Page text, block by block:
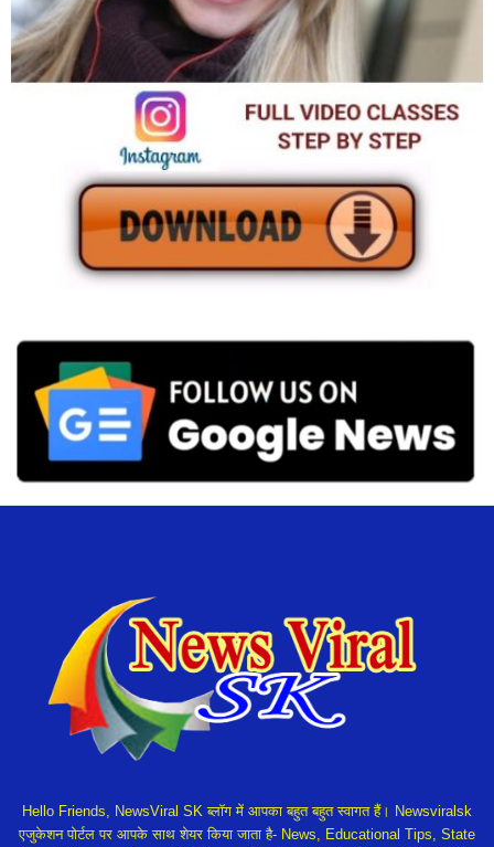
Hello Friends, NewsViral SK ब्लॉग में आपका बहुत बहुत स्वागत हैं। Newsviralsk
एजुकेशन पोर्टल पर आपके साथ शेयर किया जाता है- News, Educational Tips, State